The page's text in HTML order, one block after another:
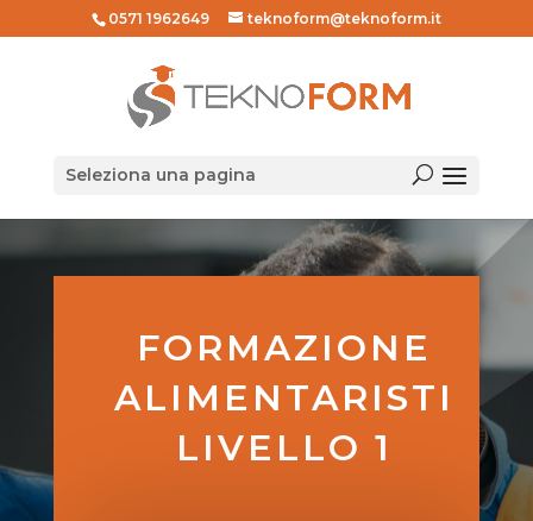
0571 1962649 teknoform@teknoform.it
Seleziona una pagina
FORMAZIONE
ALIMENTARISTI
LIVELLO 1